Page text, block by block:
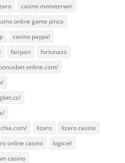
casino monsterwin
online game pinco
casino paypal
fairpari
fortunazo
online.com/
lizaro
lizaro casino
online casino
logiciel
casino